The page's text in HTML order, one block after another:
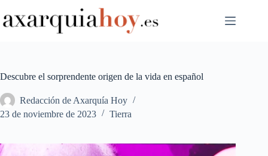
al
contenido
Descubre el sorprendente origen de la vida en español
Redacción de Axarquía Hoy
23 de noviembre de 2023
Tierra